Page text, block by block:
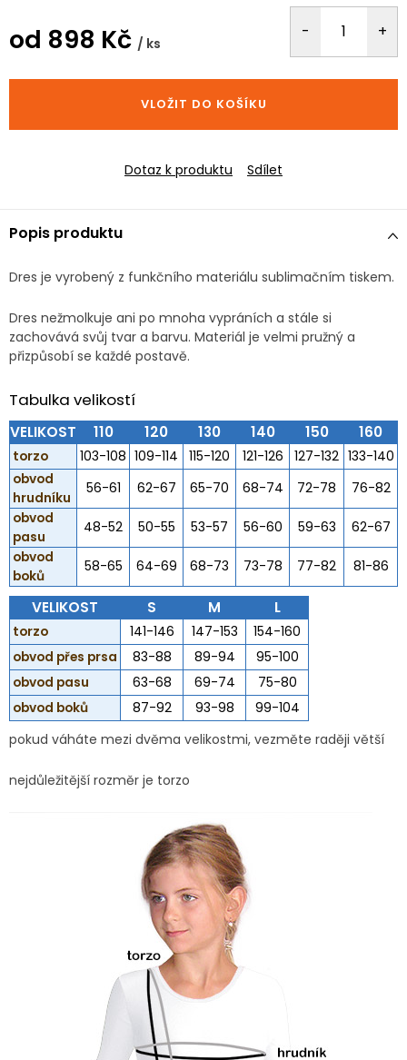
od 898 Kč / ks
cena:
VLOŽIT DO KOŠÍKU
Dotaz k produktu Sdílet
Popis produktu
Dres je vyrobený z funkčního materiálu sublimačním tiskem.
Dres nežmolkuje ani po mnoha vypráních a stále si
zachovává svůj tvar a barvu. Materiál je velmi pružný a
přizpůsobí se každé postavě.
Tabulka velikostí
VELIKOST 110 120 130 140 150 160
torzo 103-108 109-114 115-120 121-126 127-132 133-140
obvod
hrudníku
56-61 62-67 65-70 68-74 72-78
76-82
obvod
pasu
48-52 50-55 53-57 56-60 59-63
62-67
obvod
boků
58-65 64-69 68-73 73-78 77-82 81-86
VELIKOST S M L
torzo 141-146 147-153
154-160
obvod přes prsa
83-88 89-94
95-100
obvod pasu
63-68 69-74
75-80
obvod boků
87-92 93-98
99-104
pokud váháte mezi dvěma velikostmi, vezměte raději větší
nejdůležitější rozměr je torzo